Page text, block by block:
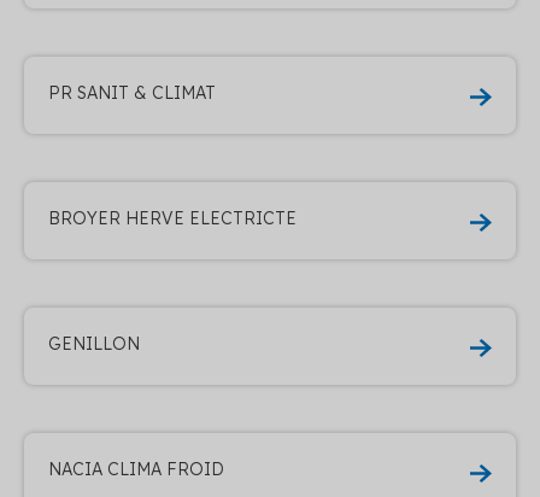
PR SANIT & CLIMAT
BROYER HERVE ELECTRICTE
GENILLON
NACIA CLIMA FROID